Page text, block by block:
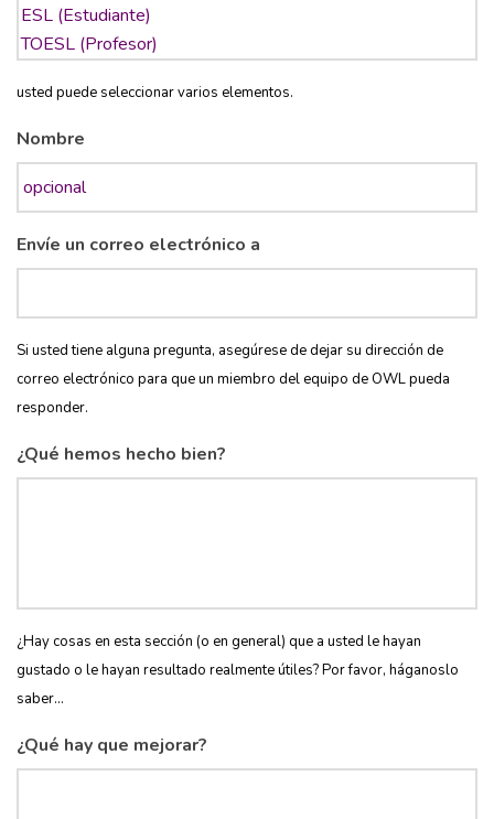
usted puede seleccionar varios elementos.
Nombre
Envíe un correo electrónico a
Si usted tiene alguna pregunta, asegúrese de dejar su dirección de
correo electrónico para que un miembro del equipo de OWL pueda
responder.
¿Qué hemos hecho bien?
¿Hay cosas en esta sección (o en general) que a usted le hayan
gustado o le hayan resultado realmente útiles? Por favor, háganoslo
saber...
¿Qué hay que mejorar?